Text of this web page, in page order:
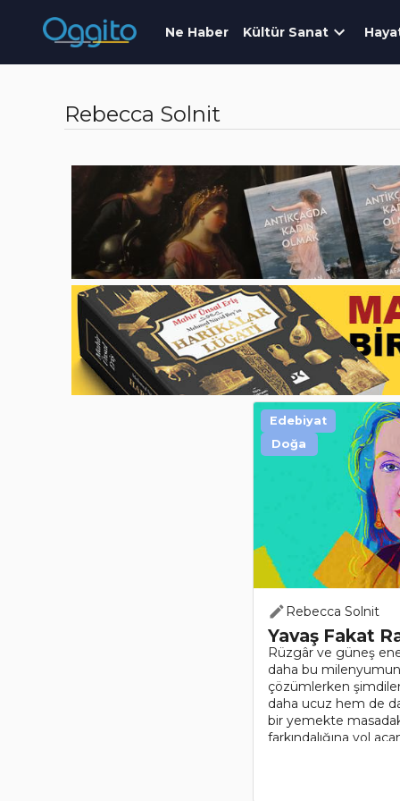
Ne Haber Kültür Sanat
Rebecca Solnit
Rebecca Solnit
Yavaş Fakat
Rüzgâr ve güneş
daha bu milenyumun
çözümlerken
daha ucuz hem de
bir yemekte
farkındalığına yol
Edebiyat
Doğa